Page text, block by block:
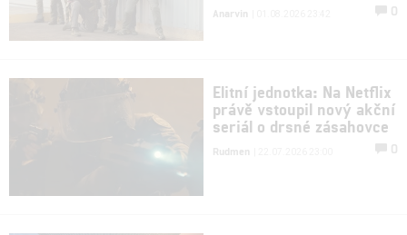
Anarvin 0
Elitní jednotka: Na Netflix
právě vstoupil nový akční
seriál o drsné zásahovce
Rudmen 0